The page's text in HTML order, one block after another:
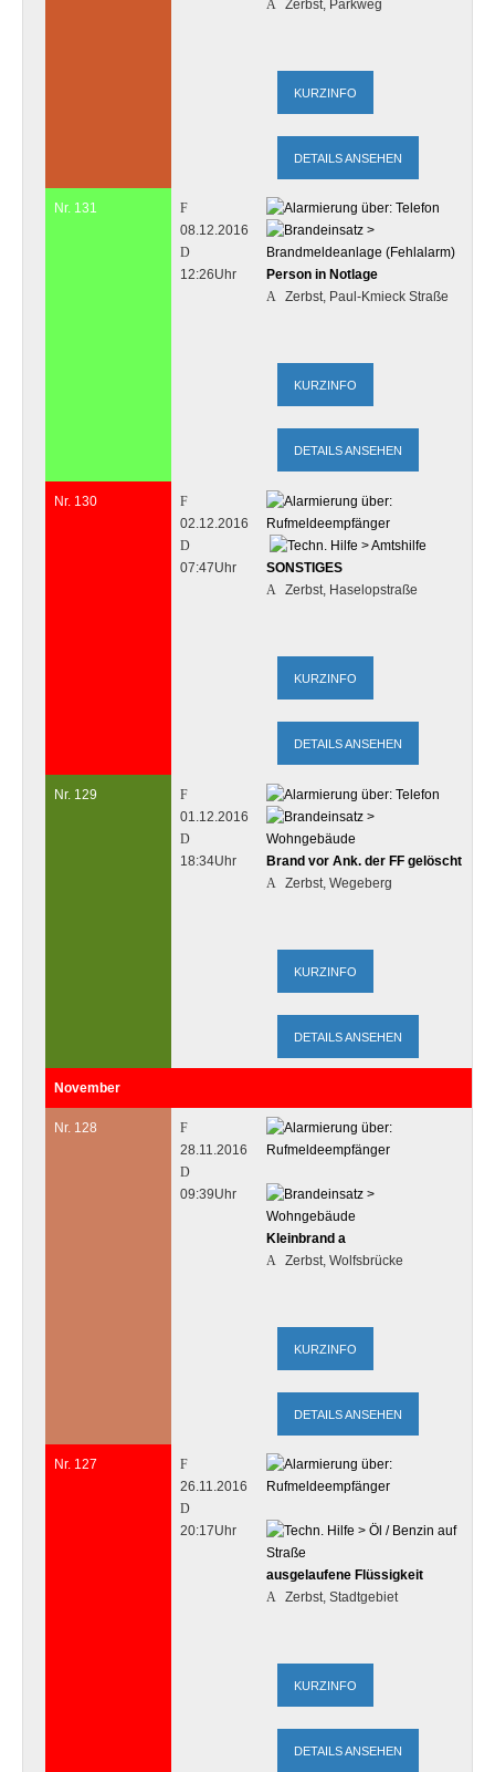
Zerbst, Parkweg
DETAILS ANSEHEN
Nr. 131
08.12.2016
12:26Uhr
Person in Notlage
Zerbst, Paul-Kmieck Straße
DETAILS ANSEHEN
Nr. 130
02.12.2016
07:47Uhr
SONSTIGES
Zerbst, Haselopstraße
DETAILS ANSEHEN
Nr. 129
01.12.2016
18:34Uhr
Brand vor Ank. der FF gelöscht
Zerbst, Wegeberg
DETAILS ANSEHEN
November
Nr. 128
28.11.2016
09:39Uhr
Kleinbrand a
Zerbst, Wolfsbrücke
DETAILS ANSEHEN
Nr. 127
26.11.2016
20:17Uhr
ausgelaufene Flüssigkeit
Zerbst, Stadtgebiet
DETAILS ANSEHEN